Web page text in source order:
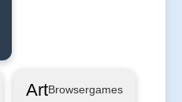
ArtBrowsergames